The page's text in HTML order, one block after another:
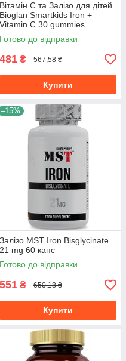
Вітамін С та Залізо для дітей
Bioglan Smartkids Iron +
Vitamin C 30 gummies
полуниця
Готово до відправки
481 ₴ 567,58 ₴
Купити
–15%
Залізо MST Iron Bisglycinate
21 mg 60 капс
Готово до відправки
551 ₴ 650,18 ₴
Купити